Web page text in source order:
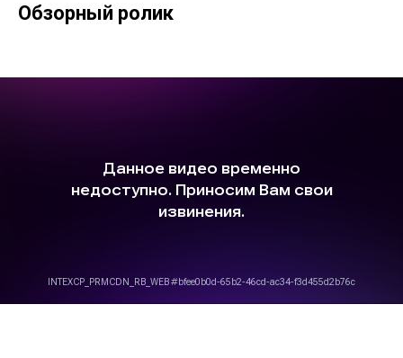
Обзорный ролик